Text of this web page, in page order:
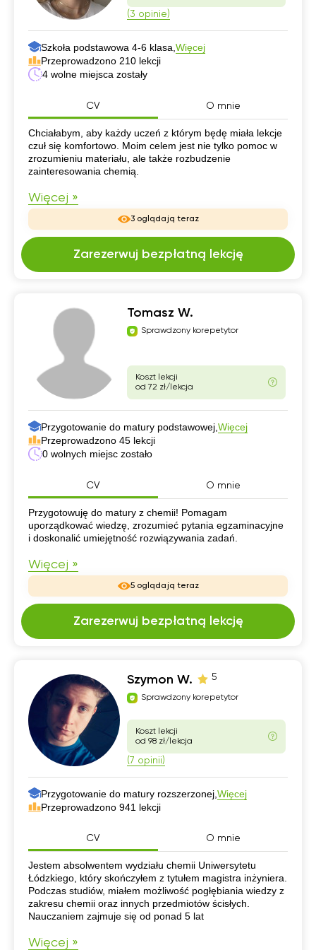
(3 opinie)
Szkoła podstawowa 4-6 klasa, Więcej
Przeprowadzono 210 lekcji
4 wolne miejsca zostały
CV O mnie
CV
Chciałabym, aby każdy uczeń z którym będę miała lekcje
czuł się komfortowo. Moim celem jest nie tylko pomoc w
zrozumieniu materiału, ale także rozbudzenie
zainteresowania chemią.
Więcej »
3 oglądają teraz
Zarezerwuj bezpłatną lekcję
Tomasz W.
Sprawdzony korepetytor
Koszt lekcji
od 72 zł/lekcja
Przygotowanie do matury podstawowej, Więcej
Przeprowadzono 45 lekcji
0 wolnych miejsc zostało
CV O mnie
CV
Przygotowuję do matury z chemii! Pomagam
uporządkować wiedzę, zrozumieć pytania egzaminacyjne
i doskonalić umiejętność rozwiązywania zadań.
Więcej »
5 oglądają teraz
Zarezerwuj bezpłatną lekcję
Szymon W. 5
Sprawdzony korepetytor
Koszt lekcji
od 98 zł/lekcja
(7 opinii)
Przygotowanie do matury rozszerzonej, Więcej
Przeprowadzono 941 lekcji
CV O mnie
CV
Jestem absolwentem wydziału chemii Uniwersytetu
Łódzkiego, który skończyłem z tytułem magistra inżyniera.
Podczas studiów, miałem możliwość pogłębiania wiedzy z
zakresu chemii oraz innych przedmiotów ścisłych.
Nauczaniem zajmuje się od ponad 5 lat
Więcej »